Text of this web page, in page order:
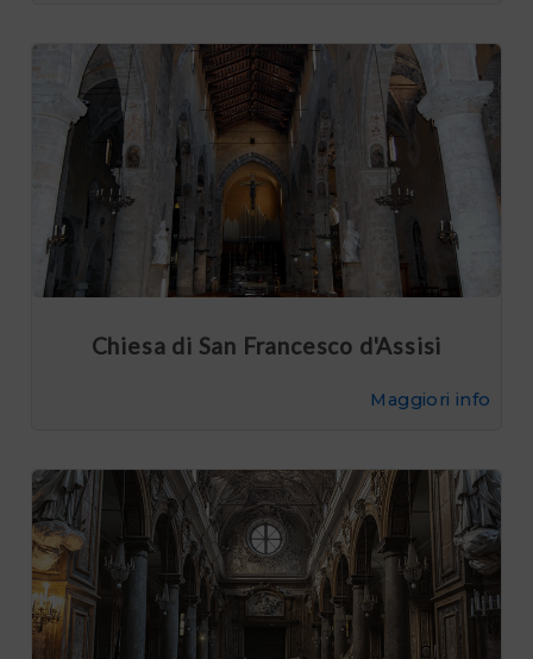
Chiesa di San Francesco d'Assisi
Maggiori info